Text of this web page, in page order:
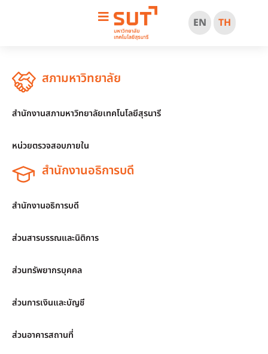
EN TH
สภามหาวิทยาลัย
สำนักงานสภามหาวิทยาลัยเทคโนโลยีสุรนารี
หน่วยตรวจสอบภายใน
สำนักงานอธิการบดี
สำนักงานอธิการบดี
ส่วนสารบรรณและนิติการ
ส่วนทรัพยากรบุคคล
ส่วนการเงินและบัญชี
ส่วนอาคารสถานที่